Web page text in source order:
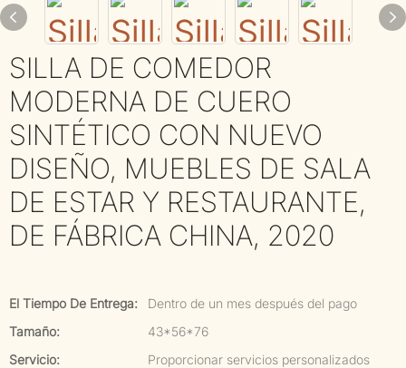
SILLA DE COMEDOR
MODERNA DE CUERO
SINTÉTICO CON NUEVO
DISEÑO, MUEBLES DE SALA
DE ESTAR Y RESTAURANTE,
DE FÁBRICA CHINA, 2020
El Tiempo De Entrega:
Dentro de un mes después del pago
Tamaño:
43*56*76
Servicio:
Proporcionar servicios personalizados